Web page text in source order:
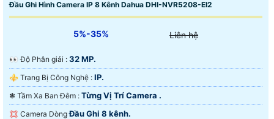
Đầu Ghi Hình Camera IP 8 Kênh Dahua DHI-NVR5208-EI2
5%-35% Liên hệ
️👀 Độ Phân giải : 32 MP.
⚜️ Trang Bị Công Nghệ : IP.
❃ Tầm Xa Ban Đêm : Từng Vị Trí Camera .
💢 Camera DòngĐầu Ghi 8 kênh.